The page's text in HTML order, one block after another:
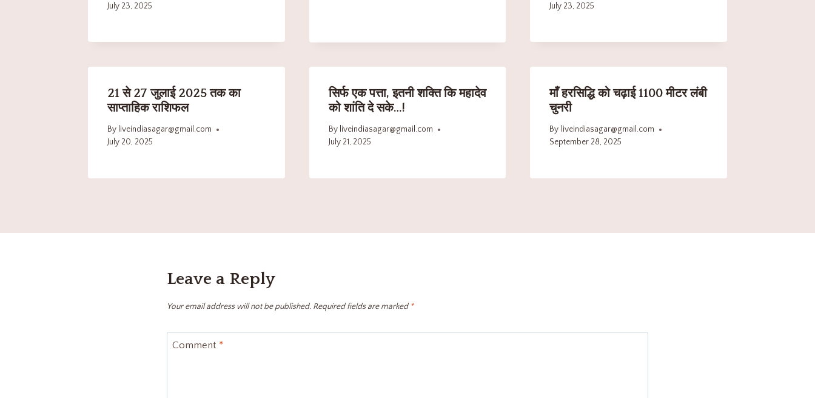
July 23, 2025
July 23, 2025
21 से 27 जुलाई 2025 तक का
साप्ताहिक राशिफल
By liveindiasagar@gmail.com
July 20, 2025
सिर्फ एक पत्ता, इतनी शक्ति कि महादेव
को शांति दे सके…!
By liveindiasagar@gmail.com
July 21, 2025
माँ हरसिद्धि को चढ़ाई 1100 मीटर लंबी
चुनरी
By liveindiasagar@gmail.com
September 28, 2025
Leave a Reply
Your email address will not be published. Required fields are marked*
Comment *